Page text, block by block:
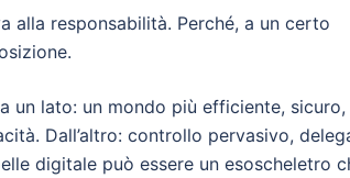
alla responsabilità. Perché, a un certo
un lato: un mondo più efficiente, sicuro,
Dall’altro: controllo pervasivo,
digitale può essere un esoscheletro